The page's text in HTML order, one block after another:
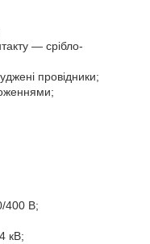
— срібло-
провідники;
400 В;
кВ;